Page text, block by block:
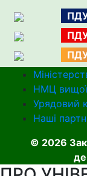
ПДУ
НМЦ вищої
Урядовий
Наші
© 2026